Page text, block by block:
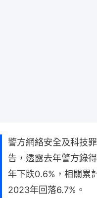
警方網絡安全及科技
告，透露去年警方錄
年下跌0.6%，相關累
2023年回落6.7%。